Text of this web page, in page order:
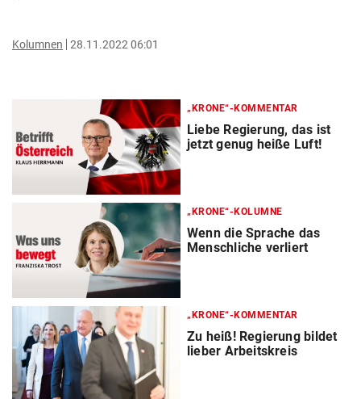
Kolumnen 28.11.2022 06:01
„KRONE“-KOMMENTAR
Liebe Regierung, das ist
jetzt genug heiße Luft!
„KRONE“-KOLUMNE
Wenn die Sprache das
Menschliche verliert
„KRONE“-KOMMENTAR
Zu heiß! Regierung bildet
lieber Arbeitskreis